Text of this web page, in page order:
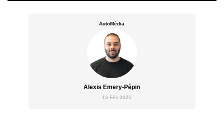
AutoMédia
Alexis Emery-Pépin
13 Fév 2025